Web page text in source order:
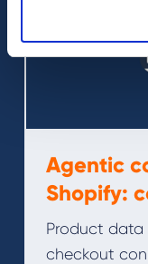
Agentic
Shopify:
Product data
checkout